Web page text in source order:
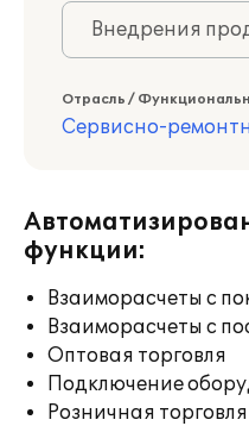
Внедрения
Отрасль /
Сервисно-
функции:
Взаиморасчеты с
Взаиморасчеты с
Оптовая торговля
Подключение
Розничная торговля